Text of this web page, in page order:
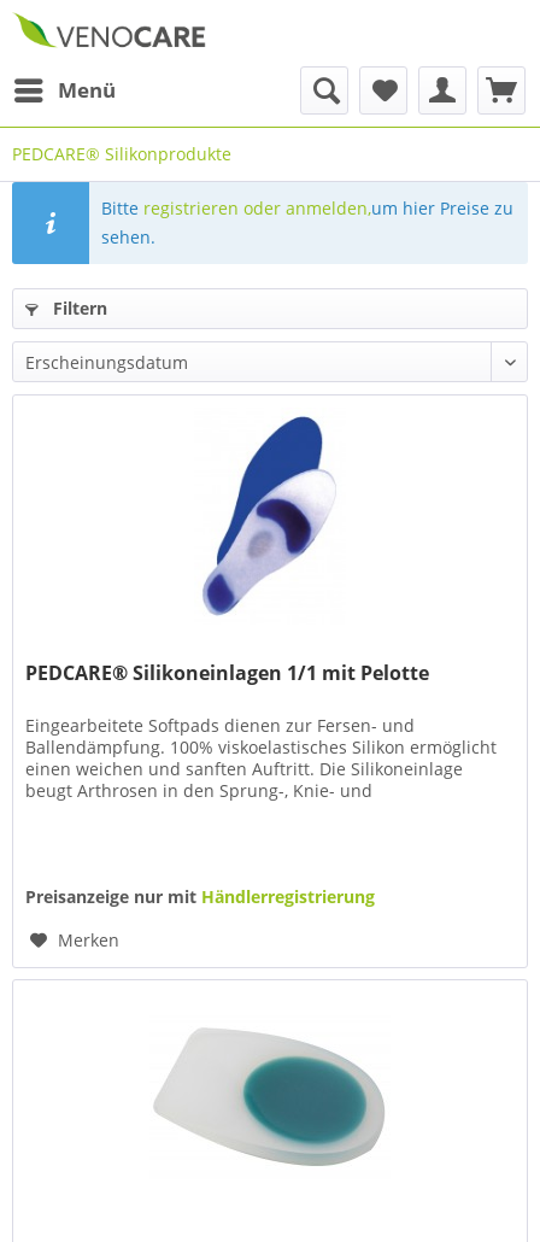
Menü
PEDCARE® Silikonprodukte
Bitte registrieren oder anmelden,um hier Preise zu
sehen.
Filtern
PEDCARE® Silikoneinlagen 1/1 mit Pelotte
Eingearbeitete Softpads dienen zur Fersen- und
Ballendämpfung. 100% viskoelastisches Silikon ermöglicht
einen weichen und sanften Auftritt. Die Silikoneinlage
beugt Arthrosen in den Sprung-, Knie- und
Preisanzeige nur mit Händlerregistrierung
Merken